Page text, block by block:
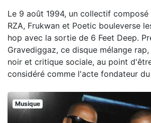
Le 9 août 1994, un collectif composé
RZA, Frukwan et Poetic bouleverse
hop avec la sortie de 6 Feet Deep.
Gravediggaz, ce disque mélange
noir et critique sociale, au point
considéré comme l'acte fondateur
Musique